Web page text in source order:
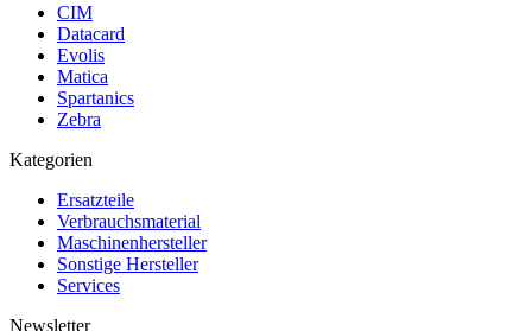
CIM
Datacard
Evolis
Matica
Spartanics
Zebra
Kategorien
Ersatzteile
Verbrauchsmaterial
Maschinenhersteller
Sonstige Hersteller
Services
Newsletter